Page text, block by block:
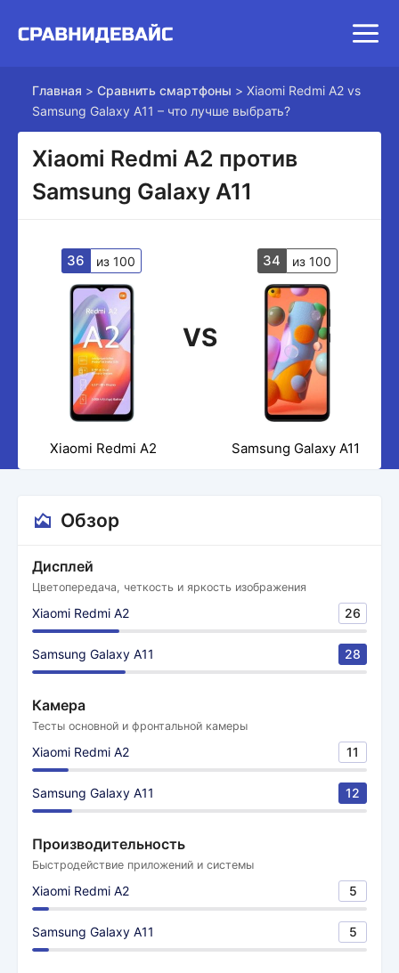
Главная > Сравнить смартфоны > Xiaomi Redmi A2 vs
Samsung Galaxy A11 – что лучше выбрать?
Xiaomi Redmi A2 против
Samsung Galaxy A11
36 из 100
VS
34 из 100
Xiaomi Redmi A2 Samsung Galaxy A11
Обзор
Дисплей
Цветопередача, четкость и яркость изображения
Xiaomi Redmi A2 26
Samsung Galaxy A11 28
Камера
Тесты основной и фронтальной камеры
Xiaomi Redmi A2 11
Samsung Galaxy A11 12
Производительность
Быстродействие приложений и системы
Xiaomi Redmi A2 5
Samsung Galaxy A11 5